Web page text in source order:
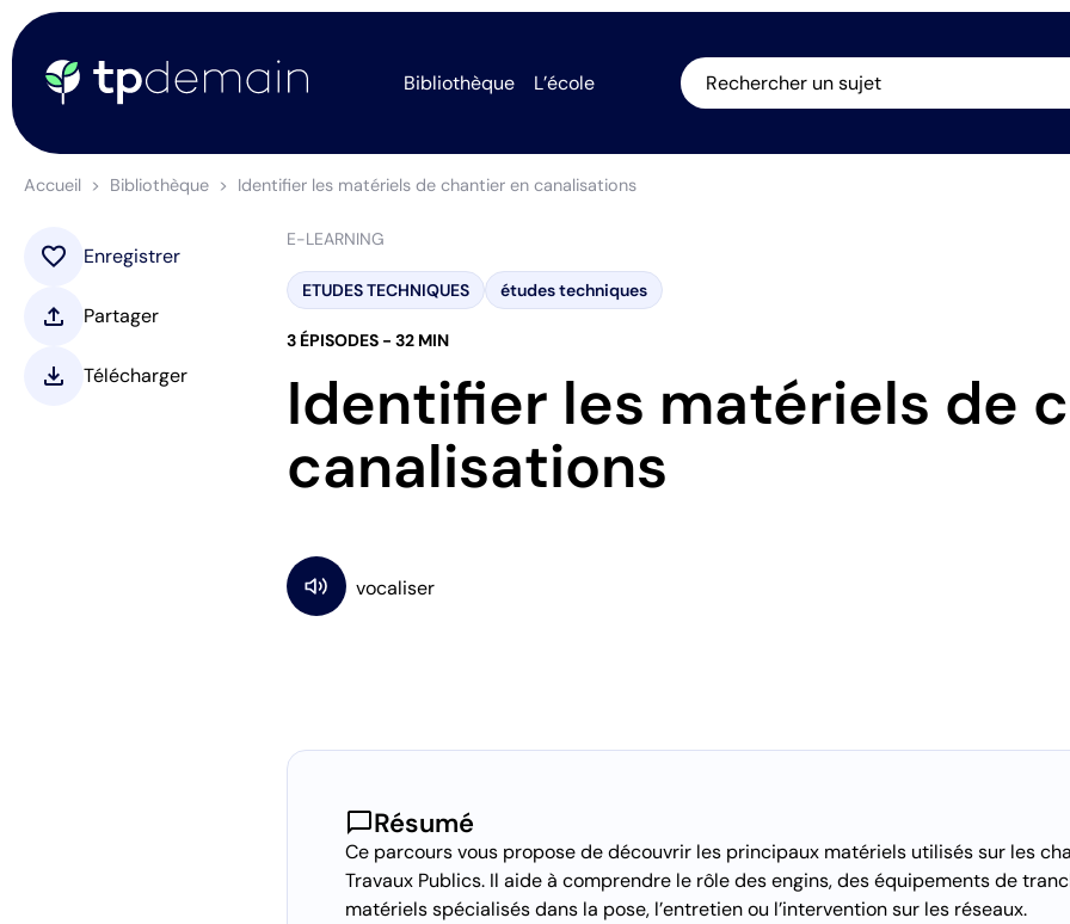
Bibliothèque L’école Rechercher un sujet
Accueil Bibliothèque Identifier les matériels de chantier en canalisations
E-LEARNING
ETUDES TECHNIQUES études techniques
3 ÉPISODES - 32 MIN
Identifier les matériels de
canalisations
chat_bubbleRésumé
Ce parcours vous propose de découvrir les principaux matériels utilisés sur les
Travaux Publics. Il aide à comprendre le rôle des engins, des équipements de
matériels spécialisés dans la pose, l’entretien ou l’intervention sur les réseaux.
favorite Enregistrer
upload Partager
download Télécharger